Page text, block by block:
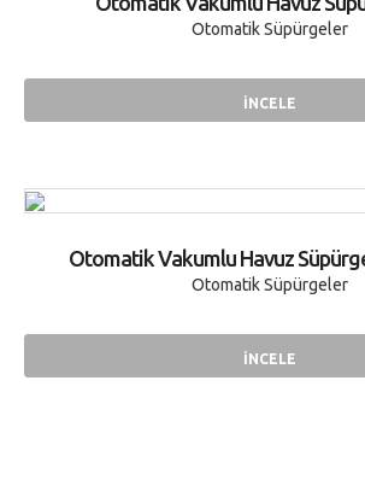
Otomatik Süpürgeler
İNCELE
Otomatik Vakumlu Havuz
Otomatik Süpürgeler
İNCELE